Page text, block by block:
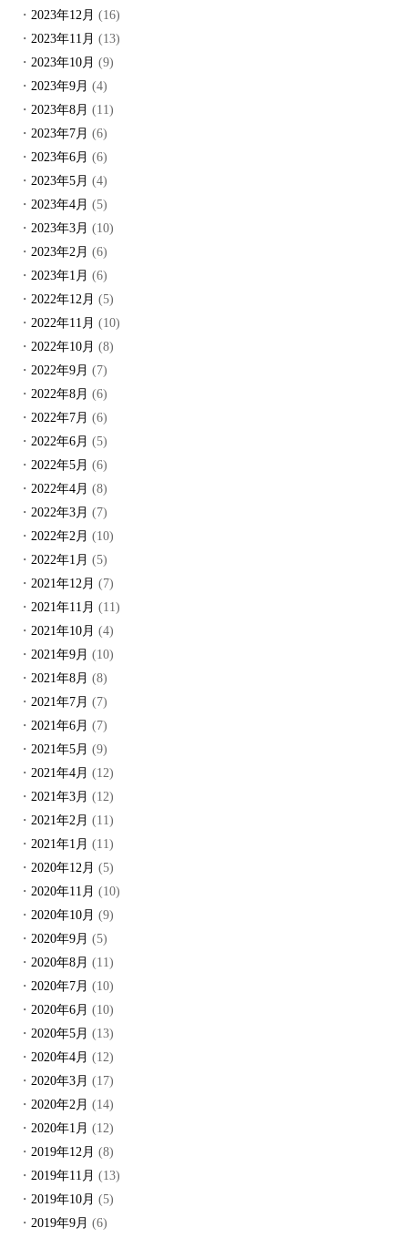
2023年12月 (16)
2023年11月 (13)
2023年10月 (9)
2023年9月 (4)
2023年8月 (11)
2023年7月 (6)
2023年6月 (6)
2023年5月 (4)
2023年4月 (5)
2023年3月 (10)
2023年2月 (6)
2023年1月 (6)
2022年12月 (5)
2022年11月 (10)
2022年10月 (8)
2022年9月 (7)
2022年8月 (6)
2022年7月 (6)
2022年6月 (5)
2022年5月 (6)
2022年4月 (8)
2022年3月 (7)
2022年2月 (10)
2022年1月 (5)
2021年12月 (7)
2021年11月 (11)
2021年10月 (4)
2021年9月 (10)
2021年8月 (8)
2021年7月 (7)
2021年6月 (7)
2021年5月 (9)
2021年4月 (12)
2021年3月 (12)
2021年2月 (11)
2021年1月 (11)
2020年12月 (5)
2020年11月 (10)
2020年10月 (9)
2020年9月 (5)
2020年8月 (11)
2020年7月 (10)
2020年6月 (10)
2020年5月 (13)
2020年4月 (12)
2020年3月 (17)
2020年2月 (14)
2020年1月 (12)
2019年12月 (8)
2019年11月 (13)
2019年10月 (5)
2019年9月 (6)